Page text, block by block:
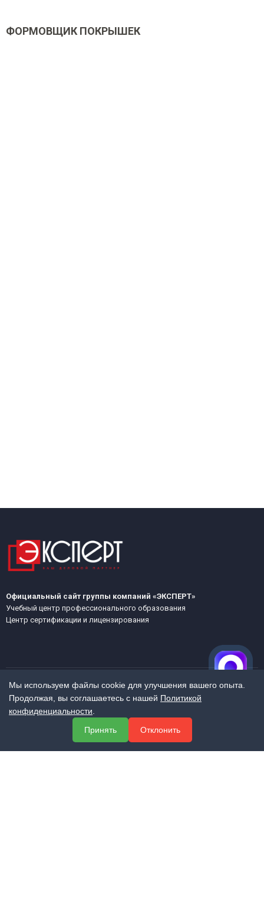
ФОРМОВЩИК ПОКРЫШЕК
Официальный сайт группы компаний «ЭКСПЕРТ»
Учебный центр профессионального образования
Центр сертификации и лицензирования
МЕНЮ
Мы используем файлы cookie для улучшения вашего опыта.
Продолжая, вы соглашаетесь с нашей Политикой
конфиденциальности
Принять
Отклонить